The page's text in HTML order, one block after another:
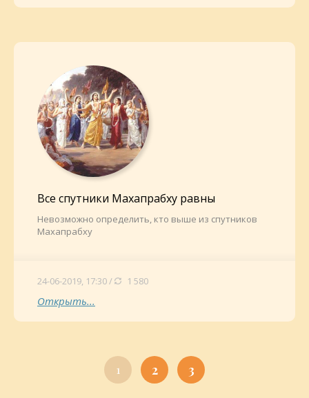
Все спутники Махапрабху равны
Невозможно определить, кто выше из спутников
Махапрабху
24-06-2019, 17:30 / 1 580
Открыть...
1 2 3